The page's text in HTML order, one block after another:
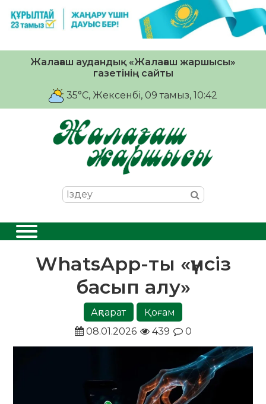
Жалағаш аудандық «Жалағаш жаршысы»
газетінің сайты
35°C, Жексенбі, 09 тамыз, 10:42
WhatsApp-ты «үнсіз
басып алу»
Ақпарат
Қоғам
08.01.2026
439 0